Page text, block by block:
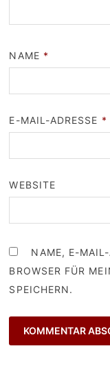
NAME *
E-MAIL-ADRESSE *
WEBSITE
NAME, E-
BROWSER FÜR
SPEICHERN.